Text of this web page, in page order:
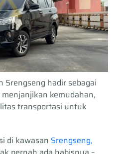
Srengseng hadir sebagai
kemudahan,
transportasi untuk
di kawasan Srengseng,